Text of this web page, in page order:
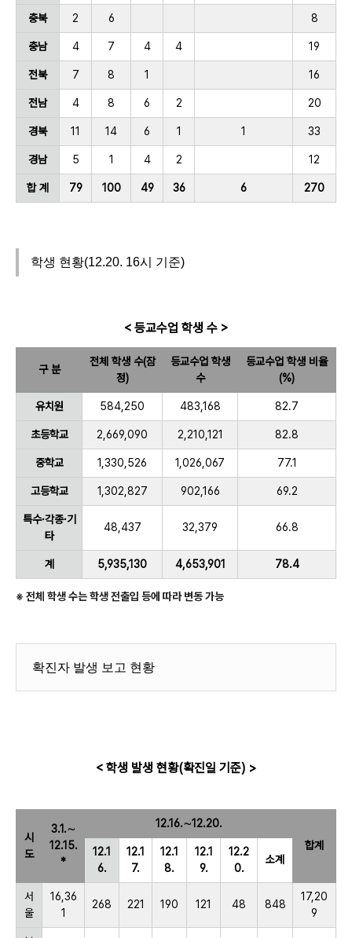
충북 2 6 8
충남 4 7 4 4 19
전북 7 8 1 16
전남 4 8 6 2 20
경북 11 14 6 1 1 33
경남 5 1 4 2 12
합 계 79 100 49 36 6 270
학생 현황(12.20. 16시 기준)
< 등교수업 학생 수 >
구 분
전체 학생 수(잠
정)
등교수업 학생
수
등교수업 학생 비율
(%)
유치원 584,250 483,168 82.7
초등학교 2,669,090 2,210,121 82.8
중학교 1,330,526 1,026,067 77.1
고등학교 1,302,827 902,166 69.2
특수·각종·기
타
48,437 32,379 66.8
계 5,935,130 4,653,901 78.4
※ 전체 학생 수는 학생 전출입 등에 따라 변동 가능
확진자 발생 보고 현황
< 학생 발생 현황(확진일 기준) >
시
도
3.1.∼
12.15.
*
12.16.∼12.20.
합계
12.1
6.
12.1
7.
12.1
8.
12.1
9.
12.2
0.
소계
서
울
16,36
1
268 221 190 121 48 848
17,20
9